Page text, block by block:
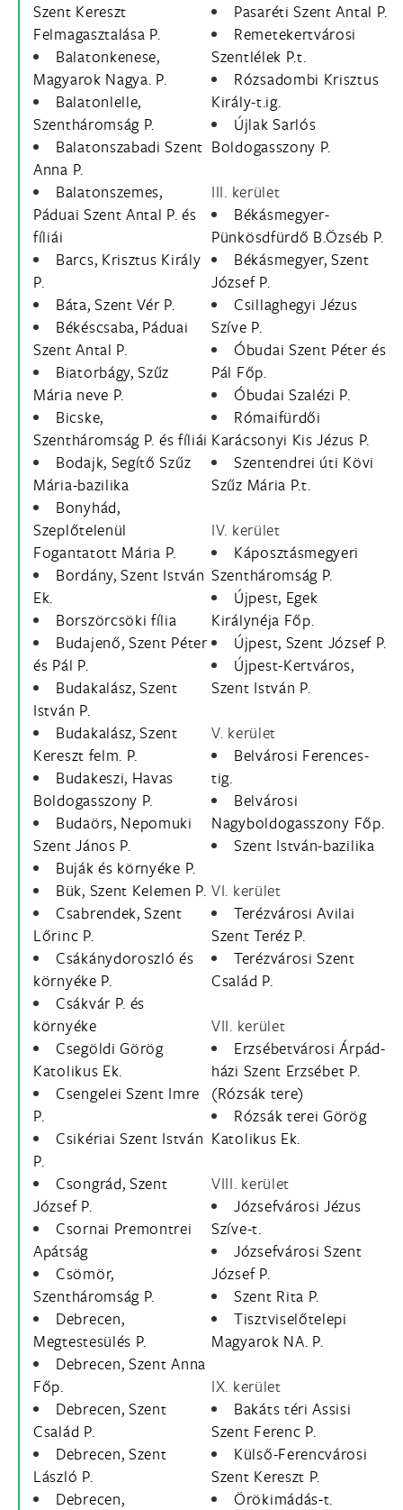
Szent Kereszt
Felmagasztalása P.
Balatonkenese,
Magyarok Nagya. P.
Balatonlelle,
Szentháromság P.
Balatonszabadi Szent
Anna P.
Balatonszemes,
Páduai Szent Antal P. és
fíliái
Barcs, Krisztus Király
P.
Báta, Szent Vér P.
Békéscsaba, Páduai
Szent Antal P.
Biatorbágy, Szűz
Mária neve P.
Bicske,
Szentháromság P. és fíliái
Bodajk, Segítő Szűz
Mária-bazilika
Bonyhád,
Szeplőtelenül
Fogantatott Mária P.
Bordány, Szent István
Ek.
Borszörcsöki fília
Budajenő, Szent Péter
és Pál P.
Budakalász, Szent
István P.
Budakalász, Szent
Kereszt felm. P.
Budakeszi, Havas
Boldogasszony P.
Budaörs, Nepomuki
Szent János P.
Buják és környéke P.
Bük, Szent Kelemen P.
Csabrendek, Szent
Lőrinc P.
Csákánydoroszló és
környéke P.
Csákvár P. és
környéke
Csegöldi Görög
Katolikus Ek.
Csengelei Szent Imre
P.
Csikériai Szent István
P.
Csongrád, Szent
József P.
Csornai Premontrei
Apátság
Csömör,
Szentháromság P.
Debrecen,
Megtestesülés P.
Debrecen, Szent Anna
Főp.
Debrecen, Szent
Család P.
Debrecen, Szent
László P.
Debrecen,
Pasaréti Szent Antal P.
Remetekertvárosi
Szentlélek P.t.
Rózsadombi Krisztus
Király-t.ig.
Újlak Sarlós
Boldogasszony P.
III. kerület
Békásmegyer-
Pünkösdfürdő B.Özséb P.
Békásmegyer, Szent
József P.
Csillaghegyi Jézus
Szíve P.
Óbudai Szent Péter és
Pál Főp.
Óbudai Szalézi P.
Rómaifürdői
Karácsonyi Kis Jézus P.
Szentendrei úti Kövi
Szűz Mária P.t.
IV. kerület
Káposztásmegyeri
Szentháromság P.
Újpest, Egek
Királynéja Főp.
Újpest, Szent József P.
Újpest-Kertváros,
Szent István P.
V. kerület
Belvárosi Ferences-
tig.
Belvárosi
Nagyboldogasszony Főp.
Szent István-bazilika
VI. kerület
Terézvárosi Avilai
Szent Teréz P.
Terézvárosi Szent
Család P.
VII. kerület
Erzsébetvárosi Árpád-
házi Szent Erzsébet P.
(Rózsák tere)
Rózsák terei Görög
Katolikus Ek.
VIII. kerület
Józsefvárosi Jézus
Szíve-t.
Józsefvárosi Szent
József P.
Szent Rita P.
Tisztviselőtelepi
Magyarok NA. P.
IX. kerület
Bakáts téri Assisi
Szent Ferenc P.
Külső-Ferencvárosi
Szent Kereszt P.
Örökimádás-t.